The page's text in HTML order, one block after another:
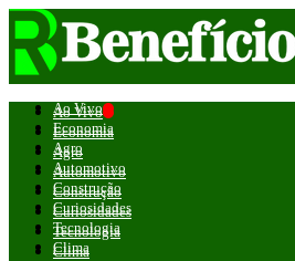
Ao Vivo
Economia
Agro
Automotivo
Construção
Curiosidades
Tecnologia
Clima
Ao Vivo
Economia
Agro
Automotivo
Construção
Curiosidades
Tecnologia
Clima